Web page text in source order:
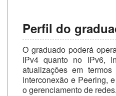
Perfil do
O graduado poderá
IPv4 quanto no IPv6,
atualizações em
interconexão e Peering,
o gerenciamento de redes.